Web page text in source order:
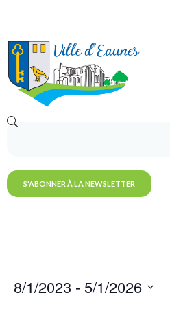
S'ABONNER À LA NEWSLETTER
8/1/2023 - 5/1/2026